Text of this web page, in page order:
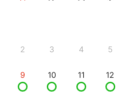
2 3 4 5
9 10 11 12